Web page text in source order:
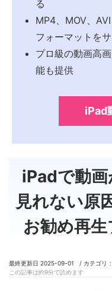
る
MP4、MOV、
フォーマットを
プロ級の動画高
能も提供
iPad
iPadで動画
見れない原
お勧め再
最終更新日 2025-09-01 / カテゴリ：
この記事は約9分で読めます